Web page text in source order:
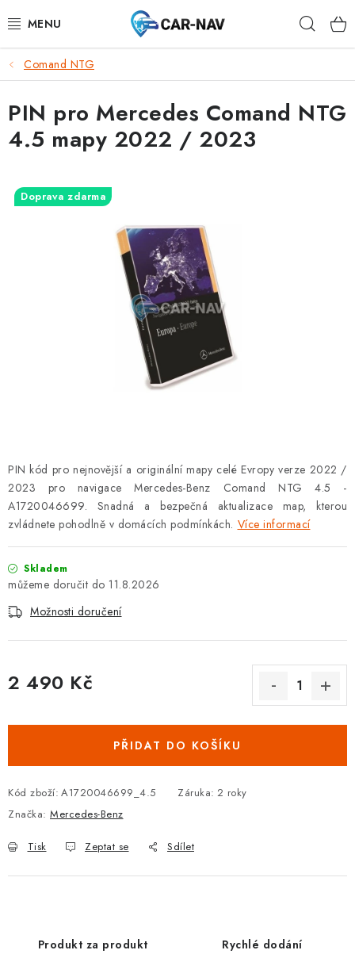
na
AUDI
BMW
FORD
CHEVROLET
MERCEDES-BENZ
SEAT
SUZUKI
ŠKODA
TOYOTA
VW
Cookies a podmínky používání stránek
Kontakty Blog
Comand NTG
PIN kód pro nejnovější a originální mapy celé Evropy verze 2022 /
2023 pro navigace Mercedes-Benz Comand NTG 4.5 -
A1720046699. Snadná a bezpečná aktualizace map, kterou
zvládnete pohodlně v domácích podmínkách. Více informací
Skladem
11.8.2026
Možnosti doručení
2 490 Kč
PŘIDAT DO KOŠÍKU
Kód zboží: A1720046699_4.5 Záruka: 2 roky
Značka: Mercedes-Benz
Tisk Zeptat se Sdílet
PIN pro Mercedes Comand NTG
4.5 mapy 2022 / 2023
Doprava zdarma
Produkt za produkt Rychlé dodání